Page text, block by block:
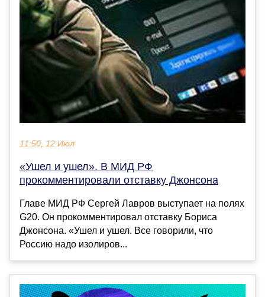
11:50, 12 Июл
«Ушел и ушел». В МИД РФ
прокомментировали отставку Джонсона
Главе МИД РФ Сергей Лавров выступает на полях
G20. Он прокомментировал отставку Бориса
Джонсона. «Ушел и ушел. Все говорили, что
Россию надо изолиров...